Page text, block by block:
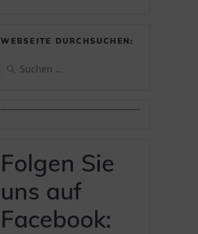
WEBSEITE DURCHSUCHEN:
Suchen
nach:
Folgen Sie
uns auf
Facebook: